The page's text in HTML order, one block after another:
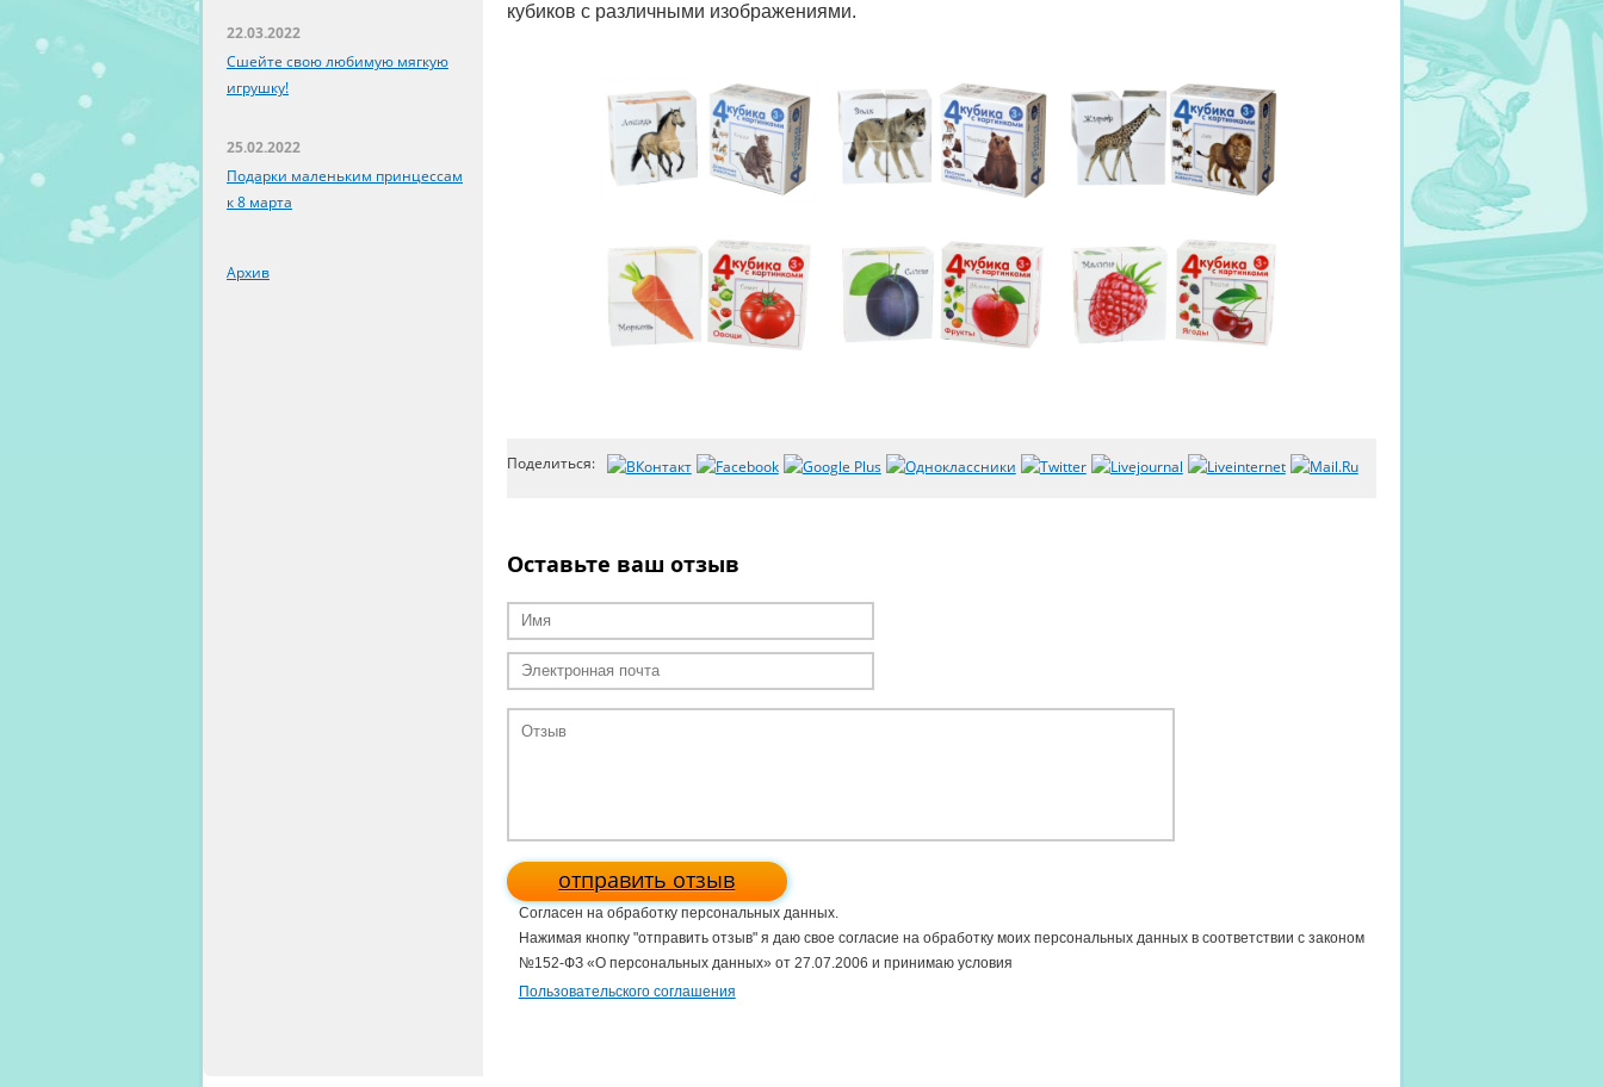
22.03.2022
Сшейте свою любимую мягкую
игрушку!
25.02.2022
Подарки маленьким принцессам
к 8 марта
Архив
кубиков с различными изображениями.
Поделиться:
Оставьте ваш отзыв
отправить отзыв
Согласен на обработку персональных данных.
Нажимая кнопку "отправить отзыв" я даю свое согласие на обработку моих персональных данных в соответствии с законом
№152-ФЗ «О персональных данных» от 27.07.2006 и принимаю условия
Пользовательского соглашения